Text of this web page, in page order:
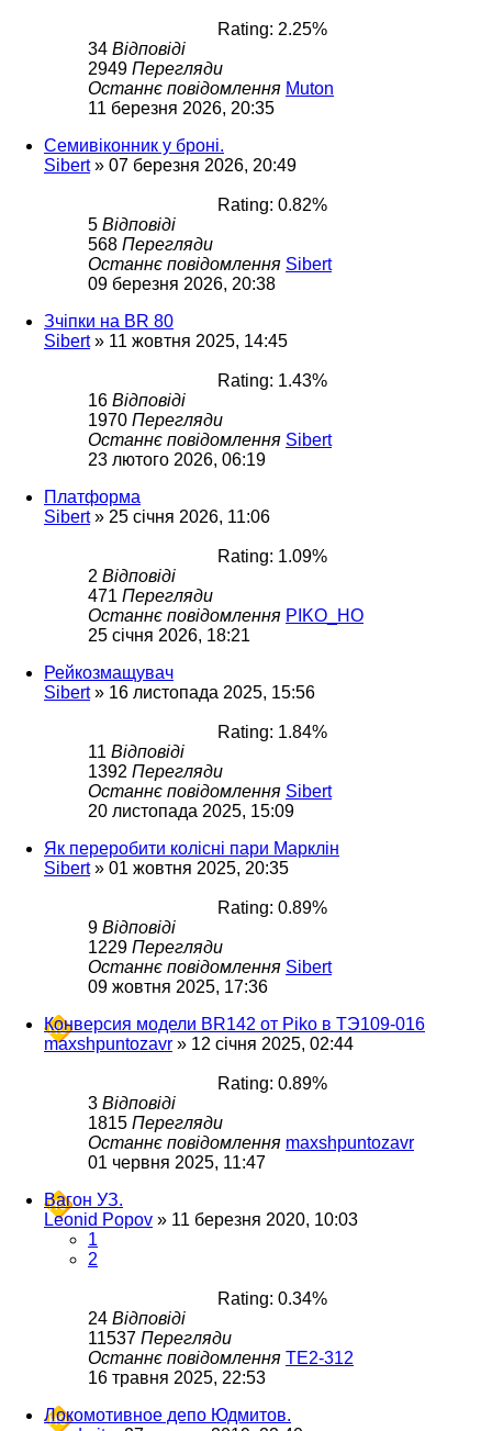
Rating: 2.25%
34 Відповіді
2949 Перегляди
Останнє повідомлення Muton
11 березня 2026, 20:35
Семивіконник у броні.
Sibert» 07 березня 2026, 20:49
Rating: 0.82%
5 Відповіді
568 Перегляди
Останнє повідомлення Sibert
09 березня 2026, 20:38
Зчіпки на BR 80
Sibert» 11 жовтня 2025, 14:45
Rating: 1.43%
16 Відповіді
1970 Перегляди
Останнє повідомлення Sibert
23 лютого 2026, 06:19
Платформа
Sibert» 25 січня 2026, 11:06
Rating: 1.09%
2 Відповіді
471 Перегляди
Останнє повідомлення PIKO_HO
25 січня 2026, 18:21
Рейкозмащувач
Sibert» 16 листопада 2025, 15:56
Rating: 1.84%
11 Відповіді
1392 Перегляди
Останнє повідомлення Sibert
20 листопада 2025, 15:09
Як переробити колісні пари Марклін
Sibert» 01 жовтня 2025, 20:35
Rating: 0.89%
9 Відповіді
1229 Перегляди
Останнє повідомлення Sibert
09 жовтня 2025, 17:36
Конверсия модели BR142 от Piko в ТЭ109-016
maxshpuntozavr » 12 січня 2025, 02:44
Rating: 0.89%
3 Відповіді
1815 Перегляди
Останнє повідомлення maxshpuntozavr
01 червня 2025, 11:47
Вагон УЗ.
Leonid Popov » 11 березня 2020, 10:03
1
2
Rating: 0.34%
24 Відповіді
11537 Перегляди
Останнє повідомлення ТЕ2-312
16 травня 2025, 22:53
Локомотивное депо Юдмитов.